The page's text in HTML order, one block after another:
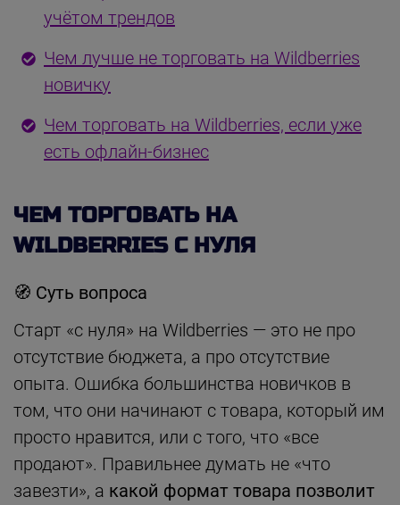
учётом трендов
Чем лучше не торговать на Wildberries
новичку
Чем торговать на Wildberries, если уже
есть офлайн-бизнес
ЧЕМ ТОРГОВАТЬ НА
WILDBERRIES С НУЛЯ
🧭 Суть вопроса
Старт «с нуля» на Wildberries — это не про
отсутствие бюджета, а про отсутствие
опыта. Ошибка большинства новичков в
том, что они начинают с товара, который им
просто нравится, или с того, что «все
продают». Правильнее думать не «что
завезти», а какой формат товара позволит